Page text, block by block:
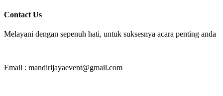
Contact Us
Melayani dengan sepenuh hati, untuk suksesnya acara penting anda
Email : mandirijayaevent@gmail.com